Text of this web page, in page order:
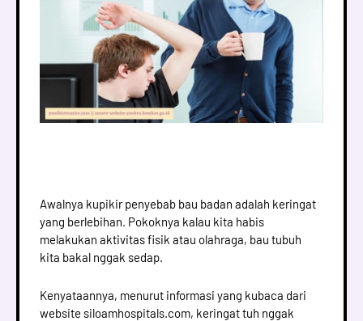
Awalnya kupikir penyebab bau badan adalah keringat
yang berlebihan. Pokoknya kalau kita habis
melakukan aktivitas fisik atau olahraga, bau tubuh
kita bakal nggak sedap.
Kenyataannya, menurut informasi yang kubaca dari
website siloamhospitals.com, keringat tuh nggak